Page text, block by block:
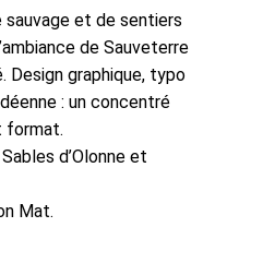
sauvage et de sentiers
de Sauveterre
Design graphique, typo
: un concentré
format.
d’Olonne et
Mat.